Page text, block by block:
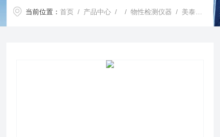
当前位置：首页 / 产品中心 / /物性检测仪器 / 美泰数字磁粉探伤自动检测机器人 MTC-PZ